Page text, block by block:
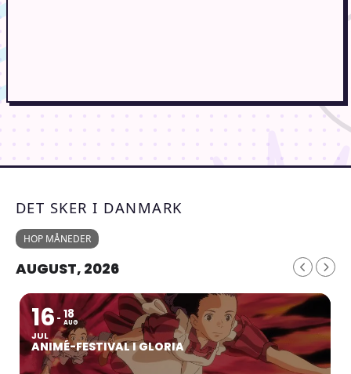
DET SKER I DANMARK
HOP MÅNEDER
AUGUST, 2026
16
JUL
18
AUG
ANIMÉ-FESTIVAL I GLORIA